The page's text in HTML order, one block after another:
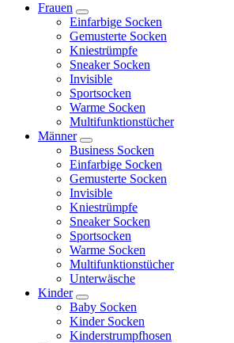
Frauen
Einfarbige Socken
Gemusterte Socken
Kniestrümpfe
Sneaker Socken
Invisible
Sportsocken
Warme Socken
Multifunktionstücher
Männer
Business Socken
Einfarbige Socken
Gemusterte Socken
Invisible
Kniestrümpfe
Sneaker Socken
Sportsocken
Warme Socken
Multifunktionstücher
Unterwäsche
Kinder
Baby Socken
Kinder Socken
Kinderstrumpfhosen